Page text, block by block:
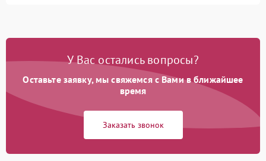
У Вас остались вопросы?
Оставьте заявку, мы свяжемся с Вами в ближайшее
время
Заказать звонок